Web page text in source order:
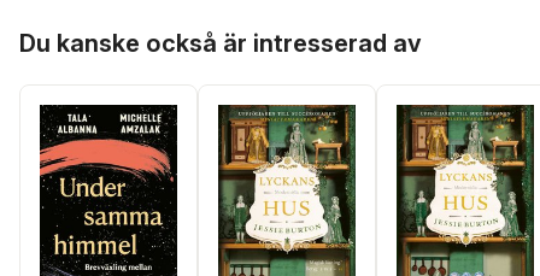
Du kanske också är intresserad av